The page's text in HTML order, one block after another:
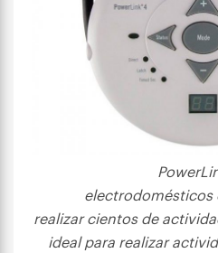
realizar cientos de
ideal para realizar